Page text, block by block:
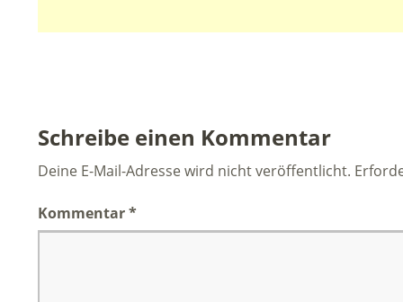
Schreibe einen Kommentar
Deine E-Mail-Adresse wird nicht veröffentlicht.
Kommentar*